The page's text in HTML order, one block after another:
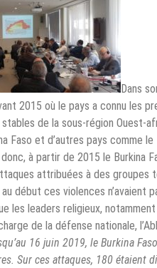
Dans
2015 où le pays a connu les
de la sous-région Ouest-
et d’autres pays comme
à partir de 2015 le Burkina
attribuées à des groupes
début ces violences n’avaient
les leaders religieux,
de la défense nationale,
16 juin 2019, le Burkina
Sur ces attaques, 180 étaient